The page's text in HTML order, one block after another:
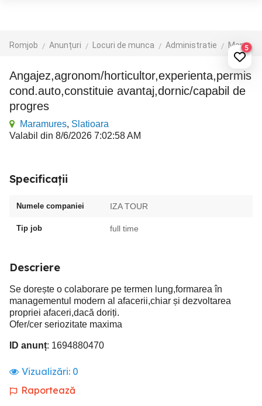
Romjob Anunțuri Locuri de munca Administratie Manageri5
Angajez,agronom/horticultor,experienta,permis
cond.auto,constituie avantaj,dornic/capabil de
progres
Maramures, Slatioara
Valabil din 8/6/2026 7:02:58 AM
Specificații
Numele companiei IZA TOUR
Tip job full time
Descriere
Se dorește o colaborare pe termen lung,formarea în
managementul modern al afacerii,chiar și dezvoltarea
propriei afaceri,dacă doriți.
Ofer/cer seriozitate maxima
ID anunț: 1694880470
Vizualizări: 0
Raportează